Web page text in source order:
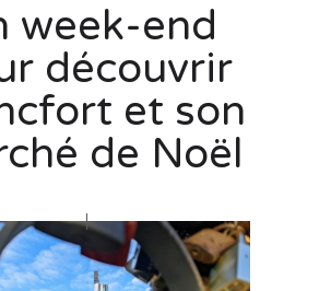
week-end
découvrir
et son
de Noël